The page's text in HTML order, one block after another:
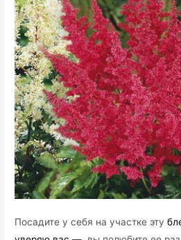
Посадите у себя на участке эту